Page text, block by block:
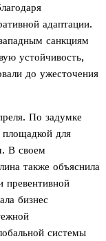
адаптации.
санкциям
устойчивость,
до ужесточения
По задумке
площадкой для
В своем
также объяснила
превентивной
бизнес
системы